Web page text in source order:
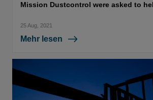
Mission Dustcontrol were asked to
25 Aug, 2021
Mehr lesen